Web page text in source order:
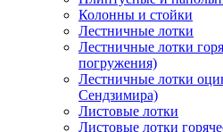
Колонны и стойки
Лестничные лотки
Лестничные лотки
погружения)
Лестничные лотки
Сендзимира)
Листовые лотки
Листовые лотки